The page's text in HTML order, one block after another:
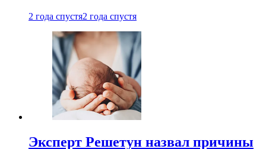
2 года спустя2 года спустя
Эксперт Решетун назвал причины